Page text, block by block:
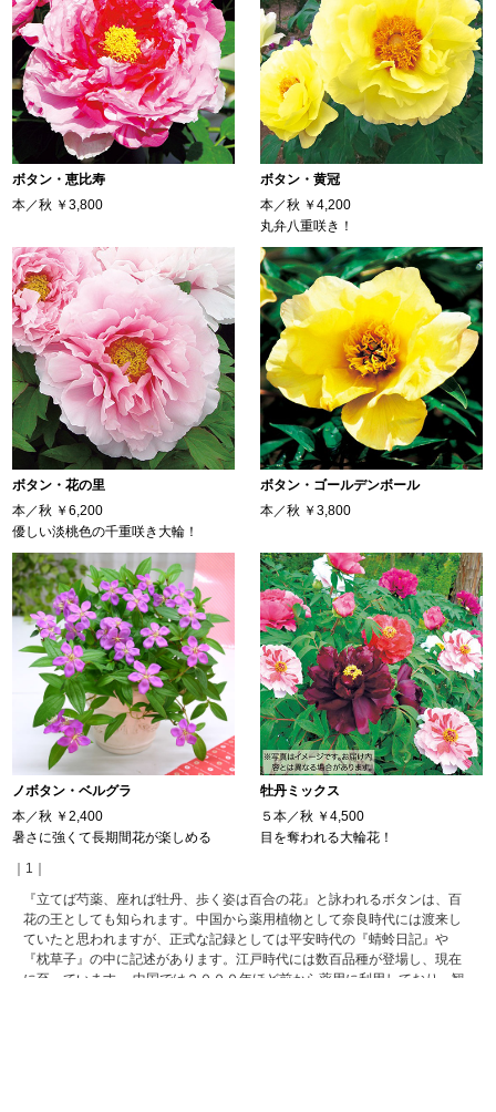
ボタン・恵比寿
本／秋 ￥3,800
ボタン・黄冠
本／秋 ￥4,200
丸弁八重咲き！
ボタン・花の里
本／秋 ￥6,200
優しい淡桃色の千重咲き大輪！
ボタン・ゴールデンボール
本／秋 ￥3,800
ノボタン・ベルグラ
本／秋 ￥2,400
暑さに強くて長期間花が楽しめる
牡丹ミックス
５本／秋 ￥4,500
目を奪われる大輪花！
｜1｜
『立てば芍薬、座れば牡丹、歩く姿は百合の花』と詠われるボタンは、百
花の王としても知られます。中国から薬用植物として奈良時代には渡来し
ていたと思われますが、正式な記録としては平安時代の『蜻蛉日記』や
『枕草子』の中に記述があります。江戸時代には数百品種が登場し、現在
に至っています。 中国では２０００年ほど前から薬用に利用しており、観